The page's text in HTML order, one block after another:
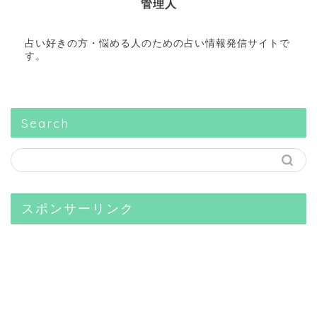
管理人
占い好きの方・悩める人のための占い情報発信サイトで
す。
Search
スポンサーリンク